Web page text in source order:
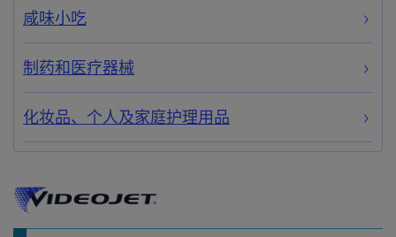
咸味小吃
制药和医疗器械
化妆品、个人及家庭护理用品